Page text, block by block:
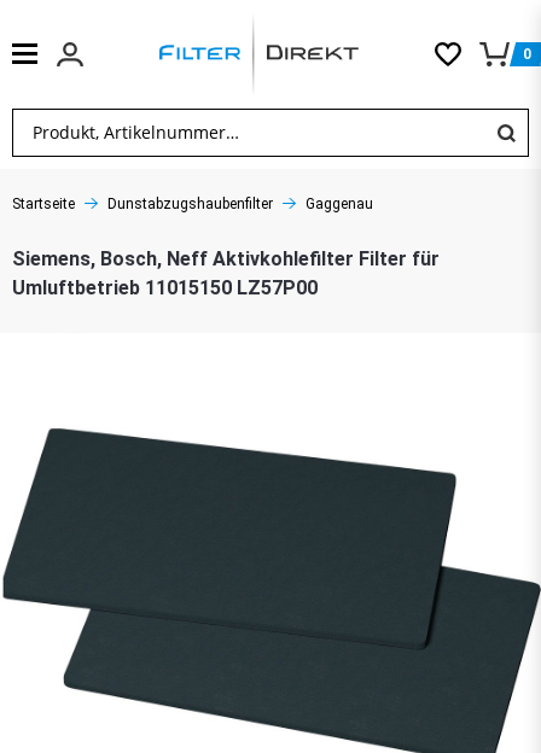
0
Startseite Dunstabzugshaubenfilter Gaggenau
Siemens, Bosch, Neff Aktivkohlefilter Filter für
Umluftbetrieb 11015150 LZ57P00